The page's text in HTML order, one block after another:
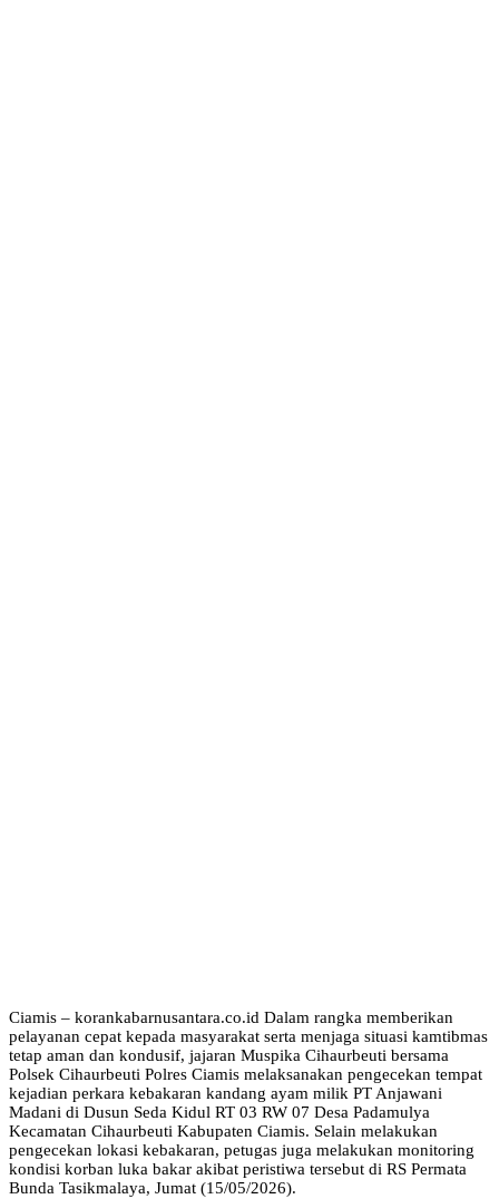
Ciamis – korankabarnusantara.co.id Dalam rangka memberikan
pelayanan cepat kepada masyarakat serta menjaga situasi kamtibmas
tetap aman dan kondusif, jajaran Muspika Cihaurbeuti bersama
Polsek Cihaurbeuti Polres Ciamis melaksanakan pengecekan tempat
kejadian perkara kebakaran kandang ayam milik PT Anjawani
Madani di Dusun Seda Kidul RT 03 RW 07 Desa Padamulya
Kecamatan Cihaurbeuti Kabupaten Ciamis. Selain melakukan
pengecekan lokasi kebakaran, petugas juga melakukan monitoring
kondisi korban luka bakar akibat peristiwa tersebut di RS Permata
Bunda Tasikmalaya, Jumat (15/05/2026).